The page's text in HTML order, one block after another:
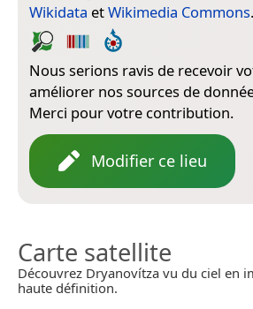
Wikidata etWikimedia Commons.
Nous serions ravis de recevoir
améliorer nos sources de
Merci pour votre contribution.
Modifier ce lieu
Carte satellite
Découvrez Dryanovítza vu du ciel en
haute définition.